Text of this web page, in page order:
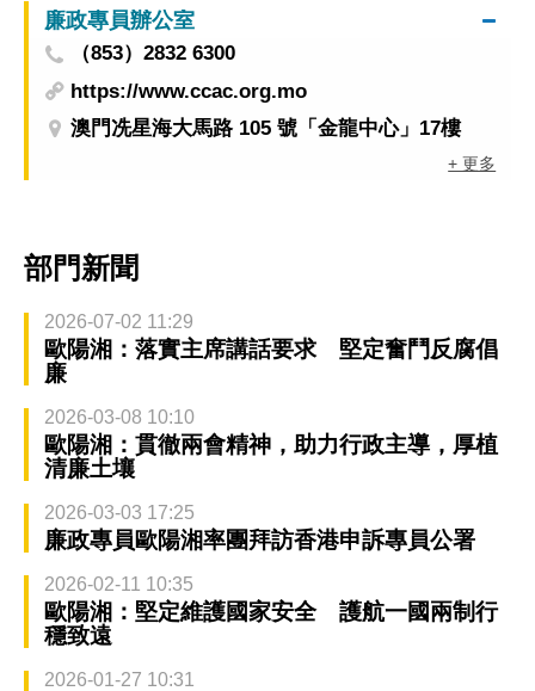
廉政專員辦公室
（853）2832 6300
https://www.ccac.org.mo
澳門冼星海大馬路 105 號「金龍中心」17樓
+ 更多
部門新聞
2026-07-02 11:29
歐陽湘：落實主席講話要求 堅定奮鬥反腐倡
廉
2026-03-08 10:10
歐陽湘：貫徹兩會精神，助力行政主導，厚植
清廉土壤
2026-03-03 17:25
廉政專員歐陽湘率團拜訪香港申訴專員公署
2026-02-11 10:35
歐陽湘：堅定維護國家安全 護航一國兩制行
穩致遠
2026-01-27 10:31